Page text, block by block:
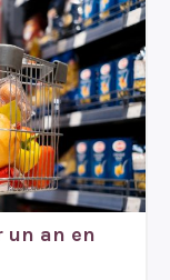
un an en